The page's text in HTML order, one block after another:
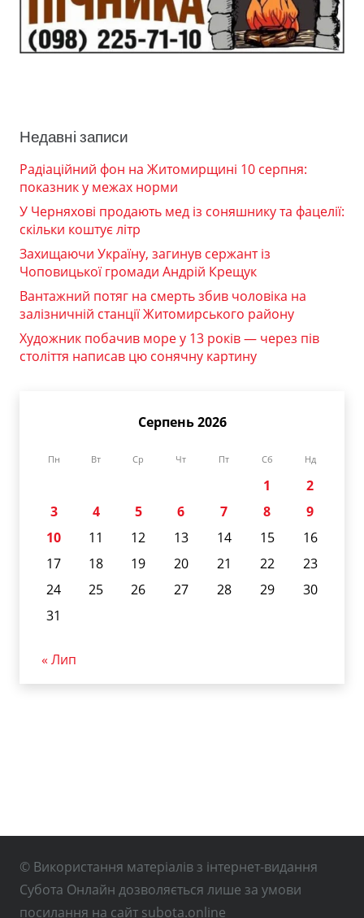
Недавні записи
Радіаційний фон на Житомирщині 10 серпня:
показник у межах норми
У Черняхові продають мед із соняшнику та фацелії:
скільки коштує літр
Захищаючи Україну, загинув сержант із
Чоповицької громади Андрій Крещук
Вантажний потяг на смерть збив чоловіка на
залізничній станції Житомирського району
Художник побачив море у 13 років — через пів
століття написав цю сонячну картину
Серпень 2026
Пн Вт Ср Чт Пт Сб Нд
1
2
3
4 5 6 7 8
9
10
11 12 13 14 15
16
17
18 19 20 21 22
23
24
25 26 27 28 29
30
31
« Лип
© Використання матеріалів з інтернет-видання
Субота Онлайн дозволяється лише за умови
посилання на сайт subota.online